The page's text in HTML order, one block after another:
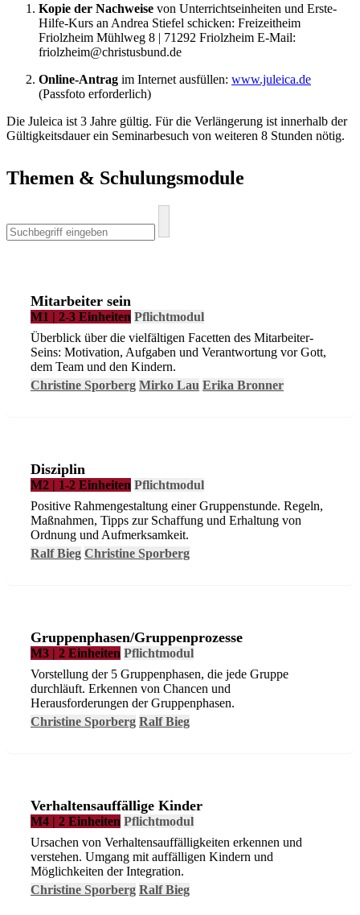
Kopie der Nachweise von Unterrichtseinheiten und Erste-
Hilfe-Kurs an Andrea Stiefel schicken: Freizeitheim
Friolzheim Mühlweg 8 | 71292 Friolzheim E-Mail:
friolzheim@christusbund.de
Online-Antrag im Internet ausfüllen: www.juleica.de
(Passfoto erforderlich)
Die Juleica ist 3 Jahre gültig. Für die Verlängerung ist innerhalb der
Gültigkeitsdauer ein Seminarbesuch von weiteren 8 Stunden nötig.
Themen & Schulungsmodule
Mitarbeiter sein
M1 | 2-3 Einheiten Pflichtmodul
Überblick über die vielfältigen Facetten des Mitarbeiter-
Seins: Motivation, Aufgaben und Verantwortung vor Gott,
dem Team und den Kindern.
Christine Sporberg Mirko Lau Erika Bronner
Disziplin
M2 | 1-2 Einheiten Pflichtmodul
Positive Rahmengestaltung einer Gruppenstunde. Regeln,
Maßnahmen, Tipps zur Schaffung und Erhaltung von
Ordnung und Aufmerksamkeit.
Ralf Bieg Christine Sporberg
Gruppenphasen/Gruppenprozesse
M3 | 2 Einheiten Pflichtmodul
Vorstellung der 5 Gruppenphasen, die jede Gruppe
durchläuft. Erkennen von Chancen und
Herausforderungen der Gruppenphasen.
Christine Sporberg Ralf Bieg
Verhaltensauffällige Kinder
M4 | 2 Einheiten Pflichtmodul
Ursachen von Verhaltensauffälligkeiten erkennen und
verstehen. Umgang mit auffälligen Kindern und
Möglichkeiten der Integration.
Christine Sporberg Ralf Bieg